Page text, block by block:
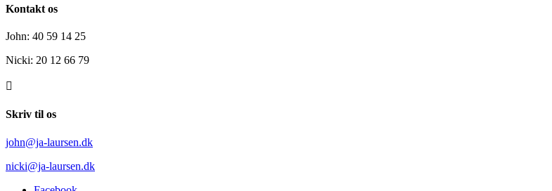
Kontakt os
John: 40 59 14 25
Nicki: 20 12 66 79

Skriv til os
john@ja-laursen.dk
nicki@ja-laursen.dk